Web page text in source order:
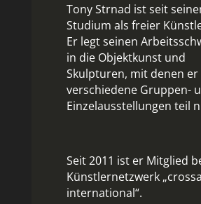
Tony Strnad ist seit
Studium als freier
Er legt seinen
in die Objektkunst und
Skulpturen, mit denen er
verschiedene Gruppen-
Einzelausstellungen teil
Seit 2011 ist er Mitglied
Künstlernetzwerk
international“.